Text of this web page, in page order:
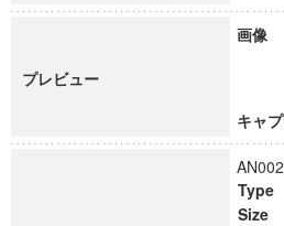
学術雑誌掲載論文等(8)
プレビュー
画像
キャ
Type
Size